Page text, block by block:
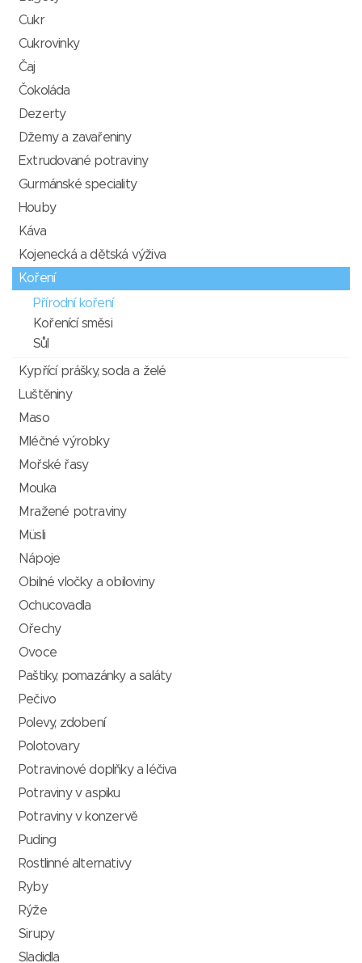
Cukr
Cukrovinky
Čaj
Čokoláda
Dezerty
Džemy a zavařeniny
Extrudované potraviny
Gurmánské speciality
Houby
Káva
Kojenecká a dětská výživa
Koření
Přírodní koření
Kořenící směsi
Sůl
Kypřící prášky, soda a želé
Luštěniny
Maso
Mléčné výrobky
Mořské řasy
Mouka
Mražené potraviny
Müsli
Nápoje
Obilné vločky a obiloviny
Ochucovadla
Ořechy
Ovoce
Paštiky, pomazánky a saláty
Pečivo
Polevy, zdobení
Polotovary
Potravinové doplňky a léčiva
Potraviny v aspiku
Potraviny v konzervě
Puding
Rostlinné alternativy
Ryby
Rýže
Sirupy
Sladidla